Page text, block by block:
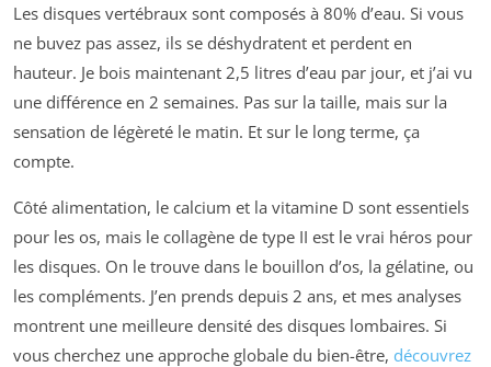
Les disques vertébraux sont composés à 80% d’eau. Si vous
ne buvez pas assez, ils se déshydratent et perdent en
hauteur. Je bois maintenant 2,5 litres d’eau par jour, et j’ai vu
une différence en 2 semaines. Pas sur la taille, mais sur la
sensation de légèreté le matin. Et sur le long terme, ça
compte.
Côté alimentation, le calcium et la vitamine D sont essentiels
pour les os, mais le collagène de type II est le vrai héros pour
les disques. On le trouve dans le bouillon d’os, la gélatine, ou
les compléments. J’en prends depuis 2 ans, et mes analyses
montrent une meilleure densité des disques lombaires. Si
vous cherchez une approche globale du bien-être, découvrez